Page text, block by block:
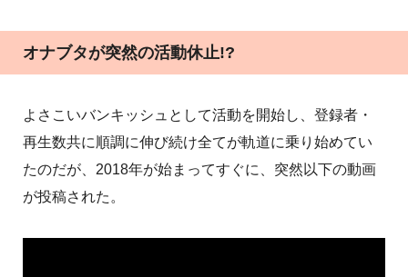
オナブタが突然の活動休止!?
よさこいバンキッシュとして活動を開始し、登録者・
再生数共に順調に伸び続け全てが軌道に乗り始めてい
たのだが、2018年が始まってすぐに、突然以下の動画
が投稿された。